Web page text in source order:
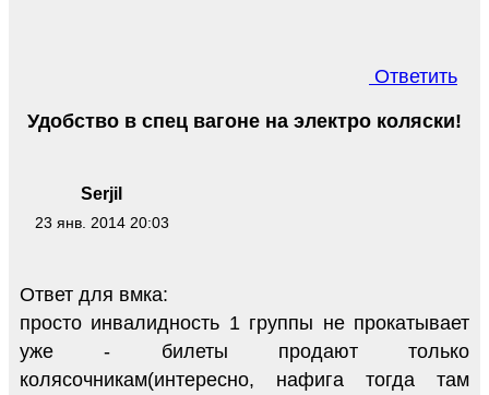
Ответить
Serjil
23 янв. 2014 20:03
Удобство в спец вагоне на электро коляски!
Ответ для вмка:
просто инвалидность 1 группы не прокатывает
уже - билеты продают только
колясочникам(интересно, нафига тогда там